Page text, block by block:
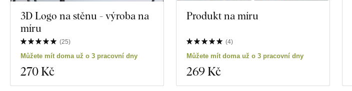
Materiál
3D Logo na stěnu - výroba na
míru
(25)
Můžete mít doma už o 3 pracovní dny
270 Kč
Produkt na míru
(4)
Můžete mít doma už o 3 pracovní dny
269 Kč